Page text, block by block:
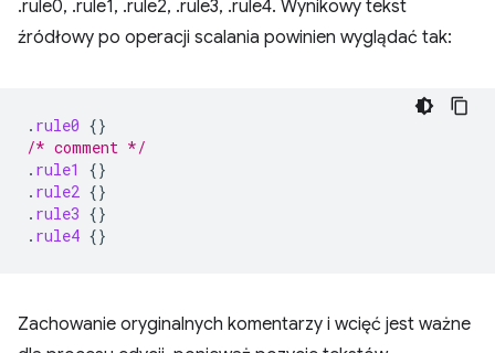
.rule0, .rule1, .rule2, .rule3, .rule4. Wynikowy tekst
źródłowy po operacji scalania powinien wyglądać tak:
. rule0 {}
/* comment */
. rule1
{}
. rule2 {}
. rule3 {}
. rule4 {}
Zachowanie oryginalnych komentarzy i wcięć jest ważne